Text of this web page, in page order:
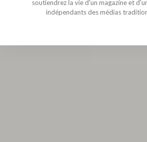
soutiendrez la vie d'un magazine et
indépendants des médias